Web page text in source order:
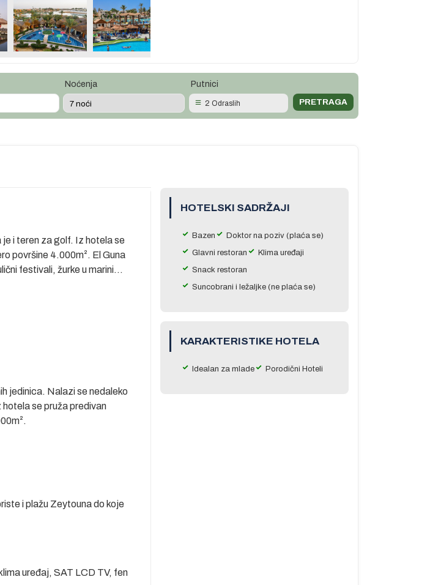
Noćenja Putnici
2 Odraslih
je i teren za golf. Iz hotela se
površine 4.000m². El Guna
festivali, žurke u marini...
jedinica. Nalazi se nedaleko
se pruža predivan
i plažu Zeytouna do koje
uređaj, SAT LCD TV, fen
HOTELSKI SADRŽAJI
Bazen
Doktor na poziv (plaća se)
Glavni restoran
Klima uređaji
Snack restoran
Suncobrani i ležaljke (ne plaća se)
KARAKTERISTIKE HOTELA
Idealan za mlade Porodični Hoteli